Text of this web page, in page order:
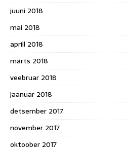
juuni 2018
mai 2018
aprill 2018
märts 2018
veebruar 2018
jaanuar 2018
detsember 2017
november 2017
oktoober 2017